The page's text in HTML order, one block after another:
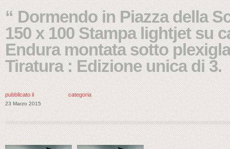
“ Dormendo in Piazza della
150 x 100 Stampa lightjet su
Endura montata sotto
Tiratura : Edizione unica di 3.
pubblicato il
23 Marzo 2015
categoria